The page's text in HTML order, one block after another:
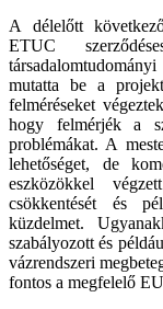
A délelőtt
ETUC
mutatta be a
felméréseket
hogy felmérjék a
problémákat. A
lehetőséget, de
eszközökkel
csökkentését és
küzdelmet.
szabályozott és
vázrendszeri
fontos a megfelelő